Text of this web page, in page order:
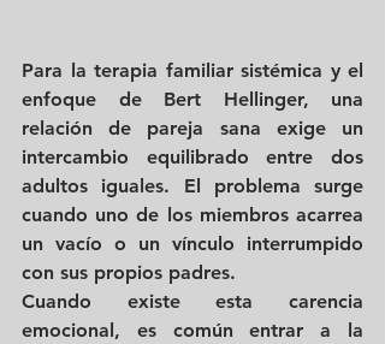
Para la terapia familiar sistémica y el
enfoque de Bert Hellinger, una
relación de pareja sana exige un
intercambio equilibrado entre dos
adultos iguales. El problema surge
cuando uno de los miembros acarrea
un vacío o un vínculo interrumpido
con sus propios padres.
Cuando existe esta carencia
emocional, es común entrar a la